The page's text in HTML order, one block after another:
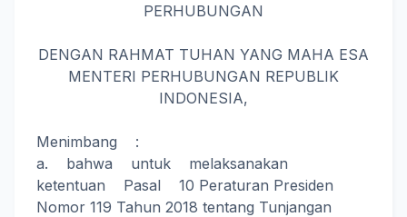
PERHUBUNGAN
DENGAN RAHMAT TUHAN YANG MAHA ESA
MENTERI PERHUBUNGAN REPUBLIK
INDONESIA,
Menimbang :
a. bahwa untuk melaksanakan
ketentuan Pasal 10 Peraturan Presiden
Nomor 119 Tahun 2018 tentang Tunjangan